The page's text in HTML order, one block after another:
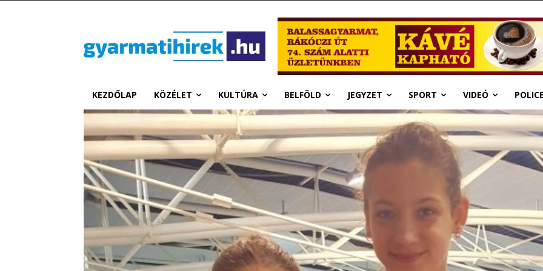
KEZDŐLAP KÖZÉLET KULTÚRA BELFÖLD JEGYZET SPORT VIDEÓ